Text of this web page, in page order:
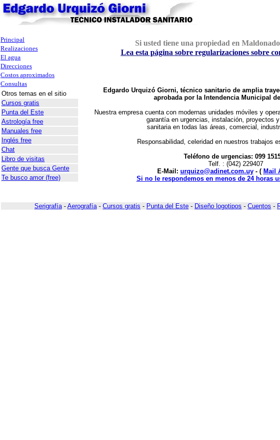
Principal
Realizaciones
El agua
Direcciones
Costos aproximados
Consultas
Otros temas en el sitio
Cursos gratis
Punta del Este
Astrología free
Manuales free
Inglés free
Chat
Libro de visitas
Gente que busca Gente
Te busco amor (free)
Si usted tiene una propiedad en
Lea esta página sobre regularizaciones sobre
Edgardo Urquizó Giorni, técnico sanitario de amplia
aprobada por la Intendencia Municipal
Nuestra empresa cuenta con modernas unidades móviles y
garantía en urgencias, instalación, proyectos
sanitaria en todas las áreas, comercial,
Responsabilidad, celeridad en nuestros trabajos
Teléfono de urgencias: 099
Telf. : (042) 229407
E-Mail: urquizo@adinet.com.uy- ( Mail
Si no le respondemos en menos de 24 horas
Serigrafía- Aerografía- Cursos gratis - Punta del Este - Diseño logotipos - Cuentos -